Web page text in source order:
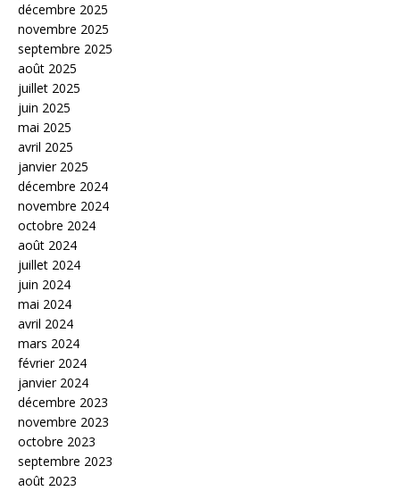
décembre 2025
novembre 2025
septembre 2025
août 2025
juillet 2025
juin 2025
mai 2025
avril 2025
janvier 2025
décembre 2024
novembre 2024
octobre 2024
août 2024
juillet 2024
juin 2024
mai 2024
avril 2024
mars 2024
février 2024
janvier 2024
décembre 2023
novembre 2023
octobre 2023
septembre 2023
août 2023